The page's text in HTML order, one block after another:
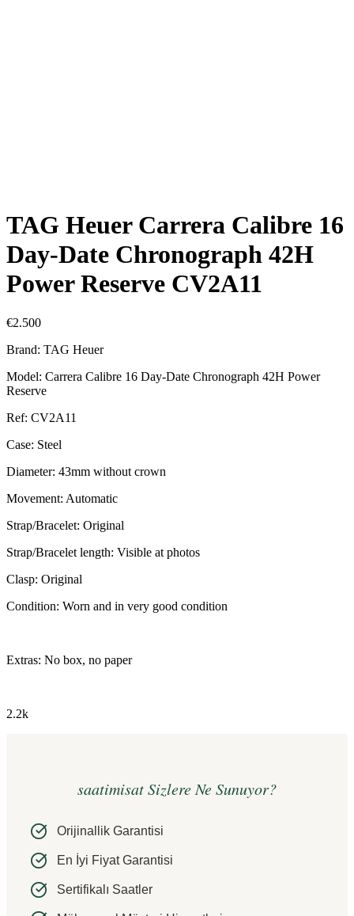
TAG Heuer Carrera Calibre 16
Day-Date Chronograph 42H
Power Reserve CV2A11
€2.500
Brand: TAG Heuer
Model: Carrera Calibre 16 Day-Date Chronograph 42H Power
Reserve
Ref: CV2A11
Case: Steel
Diameter: 43mm without crown
Movement: Automatic
Strap/Bracelet: Original
Strap/Bracelet length: Visible at photos
Clasp: Original
Condition: Worn and in very good condition
Extras: No box, no paper
2.2k
saatimisat Sizlere Ne Sunuyor?
Orijinallik Garantisi
En İyi Fiyat Garantisi
Sertifikalı Saatler